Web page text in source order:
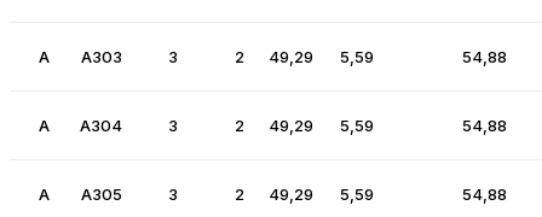
A A303 3 2 49,29 5,59 54,88
A A304 3 2 49,29 5,59 54,88
A A305 3 2 49,29 5,59 54,88